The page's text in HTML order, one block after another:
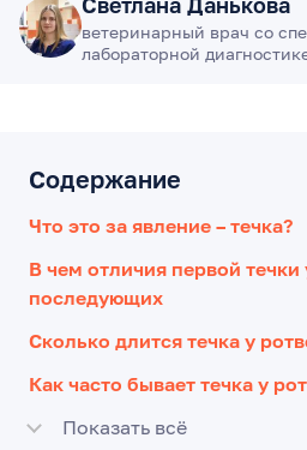
ветеринарный врач со
лабораторной
Содержание
Что это за явление – течка?
В чем отличия первой течки
последующих
Сколько длится течка у
Как часто бывает течка у
Показать всё